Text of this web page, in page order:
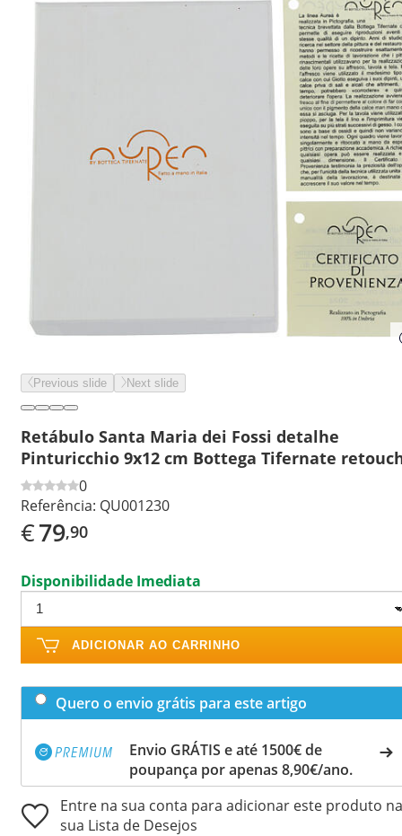
Previous slide Next slide
Retábulo Santa Maria dei Fossi detalhe
Pinturicchio 9x12 cm Bottega Tifernate
0
Referência: QU001230
€79,90
Disponibilidade Imediata
ADICIONAR AO CARRINHO
Quero o envio grátis para este artigo
Envio GRÁTIS e até 1500€ de
poupança por apenas 8,90€/ano.
Entre na sua conta para adicionar este produto na
sua Lista de Desejos